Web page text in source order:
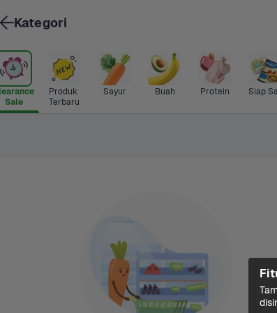
Sale
Produk
Terbaru
Sayur Buah Protein Siap
Kategori